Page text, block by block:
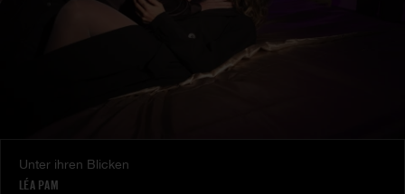
Unter ihren Blicken
LÉA PAM